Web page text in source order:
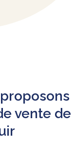
vente de